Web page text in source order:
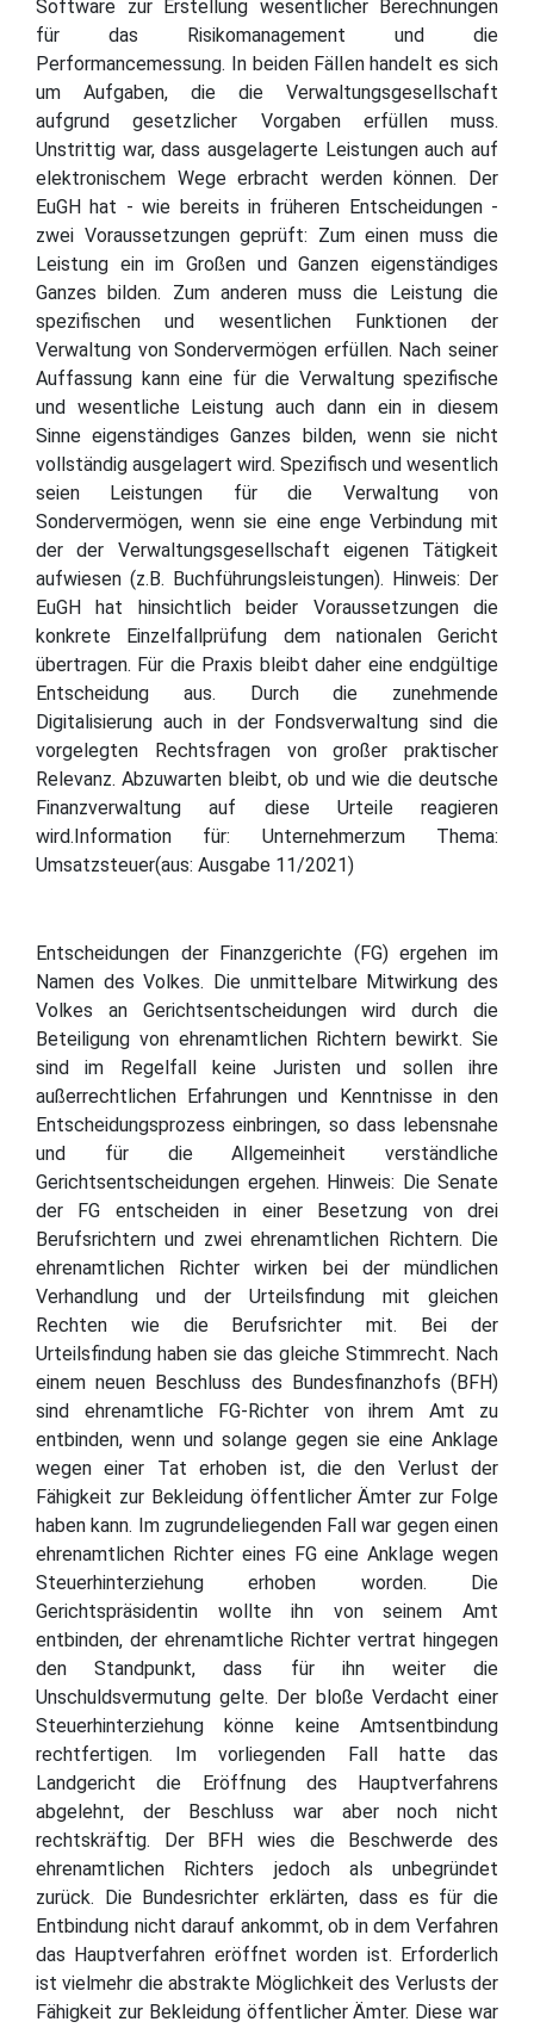
Software zur Erstellung wesentlicher Berechnungen
für das Risikomanagement und die
Performancemessung. In beiden Fällen handelt es sich
um Aufgaben, die die Verwaltungsgesellschaft
aufgrund gesetzlicher Vorgaben erfüllen muss.
Unstrittig war, dass ausgelagerte Leistungen auch auf
elektronischem Wege erbracht werden können. Der
EuGH hat - wie bereits in früheren Entscheidungen -
zwei Voraussetzungen geprüft: Zum einen muss die
Leistung ein im Großen und Ganzen eigenständiges
Ganzes bilden. Zum anderen muss die Leistung die
spezifischen und wesentlichen Funktionen der
Verwaltung von Sondervermögen erfüllen. Nach seiner
Auffassung kann eine für die Verwaltung spezifische
und wesentliche Leistung auch dann ein in diesem
Sinne eigenständiges Ganzes bilden, wenn sie nicht
vollständig ausgelagert wird. Spezifisch und wesentlich
seien Leistungen für die Verwaltung von
Sondervermögen, wenn sie eine enge Verbindung mit
der der Verwaltungsgesellschaft eigenen Tätigkeit
aufwiesen (z.B. Buchführungsleistungen). Hinweis: Der
EuGH hat hinsichtlich beider Voraussetzungen die
konkrete Einzelfallprüfung dem nationalen Gericht
übertragen. Für die Praxis bleibt daher eine endgültige
Entscheidung aus. Durch die zunehmende
Digitalisierung auch in der Fondsverwaltung sind die
vorgelegten Rechtsfragen von großer praktischer
Relevanz. Abzuwarten bleibt, ob und wie die deutsche
Finanzverwaltung auf diese Urteile reagieren
wird.Information für: Unternehmerzum Thema:
Umsatzsteuer(aus: Ausgabe 11/2021)
Entscheidungen der Finanzgerichte (FG) ergehen im
Namen des Volkes. Die unmittelbare Mitwirkung des
Volkes an Gerichtsentscheidungen wird durch die
Beteiligung von ehrenamtlichen Richtern bewirkt. Sie
sind im Regelfall keine Juristen und sollen ihre
außerrechtlichen Erfahrungen und Kenntnisse in den
Entscheidungsprozess einbringen, so dass lebensnahe
und für die Allgemeinheit verständliche
Gerichtsentscheidungen ergehen. Hinweis: Die Senate
der FG entscheiden in einer Besetzung von drei
Berufsrichtern und zwei ehrenamtlichen Richtern. Die
ehrenamtlichen Richter wirken bei der mündlichen
Verhandlung und der Urteilsfindung mit gleichen
Rechten wie die Berufsrichter mit. Bei der
Urteilsfindung haben sie das gleiche Stimmrecht. Nach
einem neuen Beschluss des Bundesfinanzhofs (BFH)
sind ehrenamtliche FG-Richter von ihrem Amt zu
entbinden, wenn und solange gegen sie eine Anklage
wegen einer Tat erhoben ist, die den Verlust der
Fähigkeit zur Bekleidung öffentlicher Ämter zur Folge
haben kann. Im zugrundeliegenden Fall war gegen einen
ehrenamtlichen Richter eines FG eine Anklage wegen
Steuerhinterziehung erhoben worden. Die
Gerichtspräsidentin wollte ihn von seinem Amt
entbinden, der ehrenamtliche Richter vertrat hingegen
den Standpunkt, dass für ihn weiter die
Unschuldsvermutung gelte. Der bloße Verdacht einer
Steuerhinterziehung könne keine Amtsentbindung
rechtfertigen. Im vorliegenden Fall hatte das
Landgericht die Eröffnung des Hauptverfahrens
abgelehnt, der Beschluss war aber noch nicht
rechtskräftig. Der BFH wies die Beschwerde des
ehrenamtlichen Richters jedoch als unbegründet
zurück. Die Bundesrichter erklärten, dass es für die
Entbindung nicht darauf ankommt, ob in dem Verfahren
das Hauptverfahren eröffnet worden ist. Erforderlich
ist vielmehr die abstrakte Möglichkeit des Verlusts der
Fähigkeit zur Bekleidung öffentlicher Ämter. Diese war